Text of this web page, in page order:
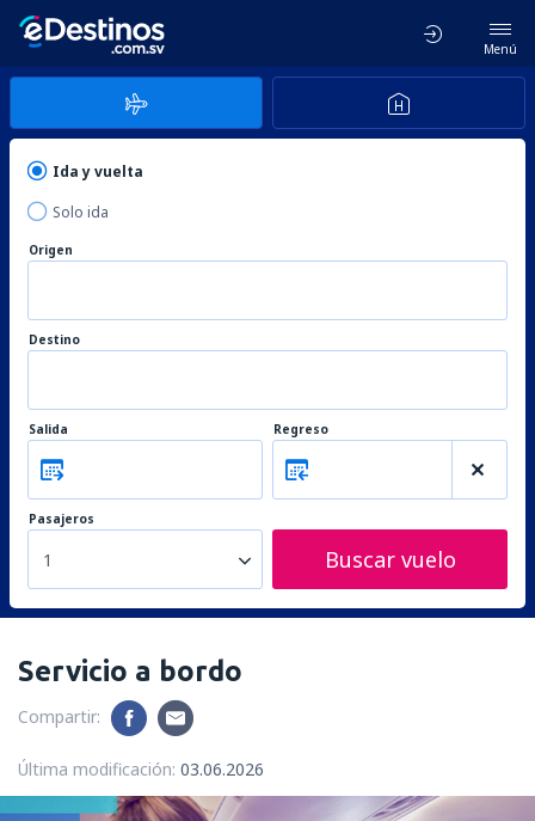
Menú
Ida y vuelta
Solo ida
Origen
Destino
Salida Regreso
Pasajeros
1 Buscar vuelo
Servicio a bordo
Compartir:
Última modificación: 03.06.2026